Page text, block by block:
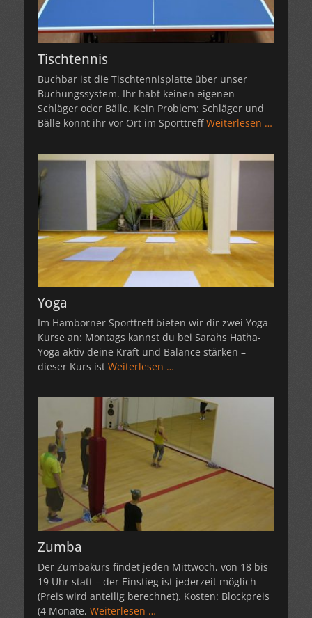
Tischtennis
Buchbar ist die Tischtennisplatte über unser
Buchungssystem. Ihr habt keinen eigenen
Schläger oder Bälle. Kein Problem: Schläger und
Bälle könnt ihr vor Ort im SporttreffWeiterlesen …
Yoga
Im Hamborner Sporttreff bieten wir dir zwei Yoga-
Kurse an: Montags kannst du bei Sarahs Hatha-
Yoga aktiv deine Kraft und Balance stärken –
dieser Kurs ist Weiterlesen …
Zumba
Der Zumbakurs findet jeden Mittwoch, von 18 bis
19 Uhr statt – der Einstieg ist jederzeit möglich
(Preis wird anteilig berechnet). Kosten: Blockpreis
(4 Monate, Weiterlesen …